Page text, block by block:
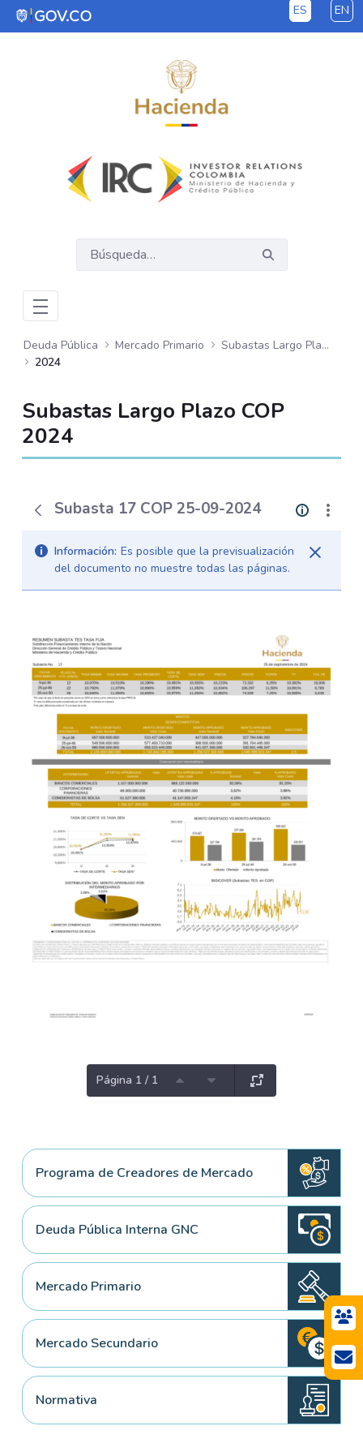
Saltar al contenido principal ES EN
Deuda Pública Mercado Primario
Subastas Largo Plazo - COP
2024
Subastas Largo Plazo COP
2024
Subasta 17 COP 25-09-2024
Información: Es posible que la previsualización
del documento no muestre todas las páginas.
Página 1 / 1
Programa de Creadores de Mercado
Deuda Pública Interna GNC
Mercado Primario
Mercado Secundario
Normativa